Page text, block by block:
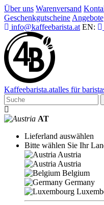
Über uns Warenversand
Geschenkgutscheine Angebote
info@kaffeebarista.at EN:
Kaffeebarista.atalles für
AT
Lieferland auswählen
Bitte wählen Sie Ihr
Austria
Austria
Belgium
Germany